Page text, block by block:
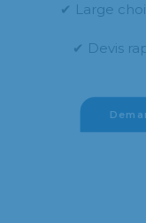
✔ Large
✔ Devis